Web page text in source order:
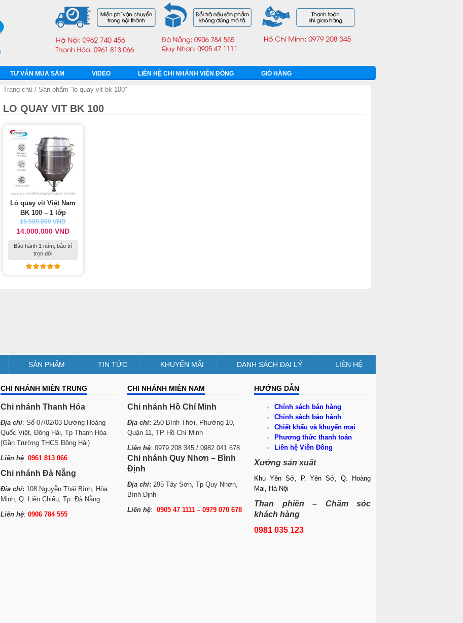
TƯ VẤN MUA SẮM VIDEO LIÊN HỆ CHI NHÁNH VIỄN ĐÔNG GIỎ HÀNG
Trang chủ / Sản phẩm “lo quay vit bk 100”
LO QUAY VIT BK 100
Lò quay vịt Việt Nam
BK 100 – 1 lớp
15.500.000 VND
14.000.000 VND
Bảo hành 1 năm, bảo trì
trọn đời
SẢN PHẨM TIN TỨC KHUYẾN MÃI DANH SÁCH ĐẠI LÝ LIÊN HỆ
CHI NHÁNH MIỀN TRUNG
Chi nhánh Thanh Hóa
Địa chỉ: Số 07/02/03 Đường Hoàng
Quốc Việt, Đông Hải, Tp Thanh Hóa
(Gần Trường THCS Đông Hải)
Liên hệ: 0961 813 066
Chi nhánh Đà Nẵng
Địa chỉ: 108 Nguyễn Thái Bình, Hòa
Minh, Q. Liên Chiểu, Tp. Đà Nẵng
Liên hệ: 0906 784 555
CHI NHÁNH MIỀN NAM
Chi nhánh Hồ Chí Minh
Địa chỉ: 250 Bình Thới, Phường 10,
Quận 11, TP Hồ Chí Minh
Liên hệ: 0979 208 345 / 0982 041 678
Chi nhánh Quy Nhơn – Bình
Định
Địa chỉ: 295 Tây Sơn, Tp Quy Nhơn,
Bình Định
Liên hệ: 0905 47 1111 – 0979 070 678
HƯỚNG DẪN
Chính sách bán hàng
Chính sách bảo hành
Chiết khấu và khuyến mại
Phương thức thanh toán
Liên hệ Viễn Đông
Xưởng sản xuất
Khu Yên Sở, P. Yên Sở, Q. Hoàng
Mai, Hà Nội
Than phiền – Chăm sóc
khách hàng
0981 035 123